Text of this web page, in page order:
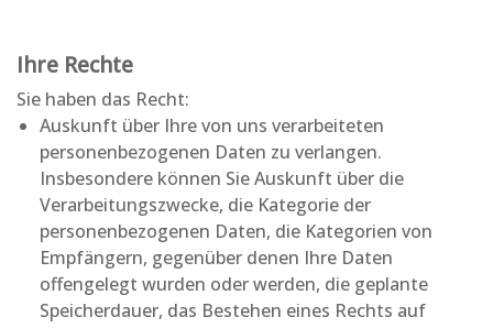
Ihre Rechte
Sie haben das Recht:
Auskunft über Ihre von uns verarbeiteten
personenbezogenen Daten zu verlangen.
Insbesondere können Sie Auskunft über die
Verarbeitungszwecke, die Kategorie der
personenbezogenen Daten, die Kategorien von
Empfängern, gegenüber denen Ihre Daten
offengelegt wurden oder werden, die geplante
Speicherdauer, das Bestehen eines Rechts auf